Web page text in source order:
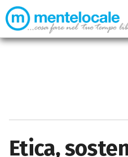
Etica,